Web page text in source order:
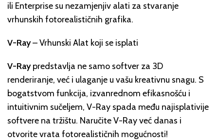
ili Enterprise su nezamjenjiv alati za stvaranje
vrhunskih fotorealističnih grafika.
V-Ray– Vrhunski Alat koji se isplati
V-Raypredstavlja ne samo softver za 3D
renderiranje, već i ulaganje u vašu kreativnu snagu. S
bogatstvom funkcija, izvanrednom efikasnošću i
intuitivnim sučeljem, V-Ray spada među najisplativije
softvere na tržištu. Naručite V-Ray već danas i
otvorite vrata fotorealističnih mogućnosti!